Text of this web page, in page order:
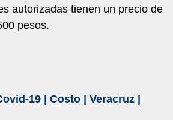
autorizadas tienen un precio de
pesos.
19| Costo| Veracruz|